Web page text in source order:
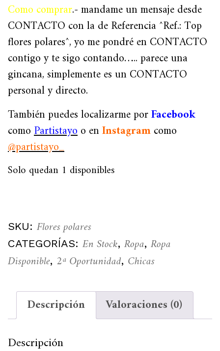
Como comprar.- mandame un mensaje desde
CONTACTO con la de Referencia ^Ref.: Top
flores polares^, yo me pondré en CONTACTO
contigo y te sigo contando….. parece una
gincana, simplemente es un CONTACTO
personal y directo.
También puedes localizarme porFacebook
comoPartistayoo enInstagramcomo
@partistayo_
Solo quedan 1 disponibles
SKU: Flores polares
CATEGORÍAS: En Stock, Ropa, Ropa
Disponible, 2ª Oportunidad, Chicas
Descripción Valoraciones (0)
Descripción